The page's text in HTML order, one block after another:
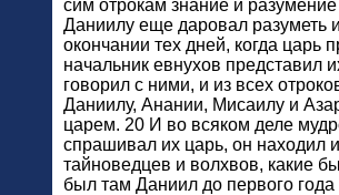
сим отрокам знание и
Даниилу еще даровал разуметь
окончании тех дней, когда царь
начальник евнухов представил
говорил с ними, и из всех
Даниилу, Анании, Мисаилу и
царем. 20 И во всяком деле
спрашивал их царь, он находил
тайноведцев и волхвов, какие
был там Даниил до первого